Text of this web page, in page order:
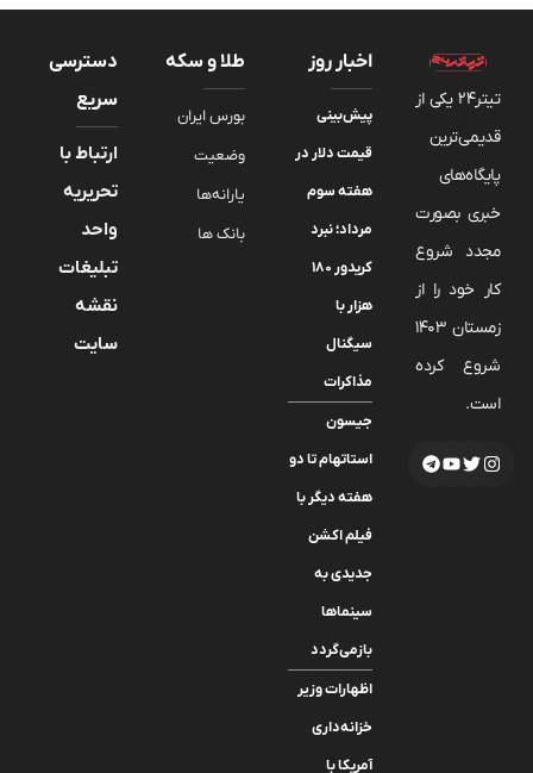
تیتر24 یکی از
قدیمی‌ترین
پایگاه‌های
خبری بصورت
مجدد شروع
کار خود را از
زمستان 1403
شروع کرده
است.
اخبار روز
پیش‌بینی
قیمت دلار در
هفته سوم
مرداد؛ نبرد
کریدور ۱۸۰
هزار با
سیگنال
مذاکرات
جیسون
استاتهام تا دو
هفته دیگر با
فیلم اکشن
جدیدی به
سینماها
بازمی‌گردد
اظهارات وزیر
خزانه‌داری
آمریکا با
طلا و سکه
بورس ایران
وضعیت
یارانه‌ها
بانک ها
دسترسی
سریع
ارتباط با
تحریریه
واحد
تبلیغات
نقشه
سایت